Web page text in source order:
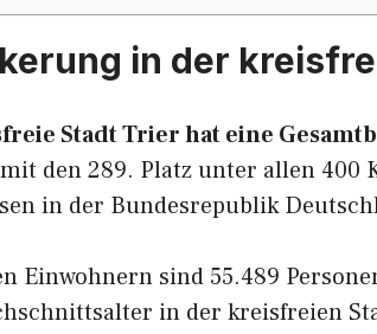
in der
Stadt Trier hat eine
den 289. Platz unter allen 400
in der Bundesrepublik
Einwohnern sind 55.489
in der kreisfreien